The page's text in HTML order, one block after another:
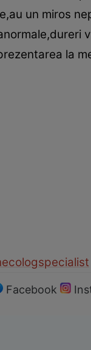
un miros
la
specialist
Facebook